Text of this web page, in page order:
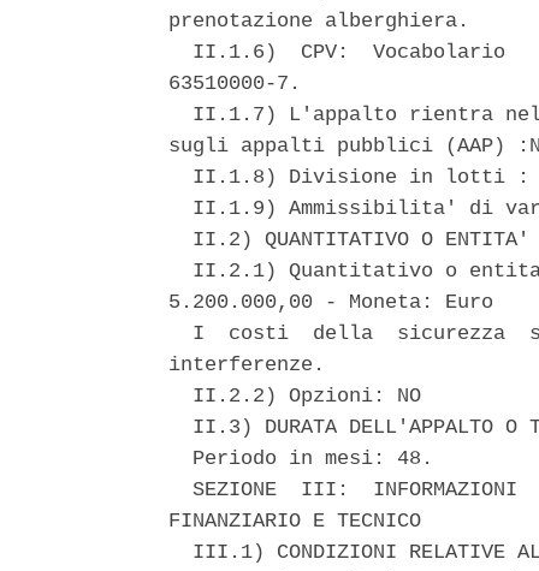
prenotazione alberghiera.
II.1.6)  CPV:  Vocabolario
63510000-7.
II.1.7) L'appalto rientra
sugli appalti pubblici (AAP)
II.1.8) Divisione in lotti
II.1.9) Ammissibilita' di
II.2) QUANTITATIVO O
II.2.1) Quantitativo o
5.200.000,00 - Moneta: Euro
I  costi  della  sicurezza
interferenze.
  II.2.2) Opzioni: NO
II.3) DURATA DELL'APPALTO O
  Periodo in mesi: 48.
SEZIONE  III:  INFORMAZIONI
FINANZIARIO E TECNICO
III.1) CONDIZIONI RELATIVE